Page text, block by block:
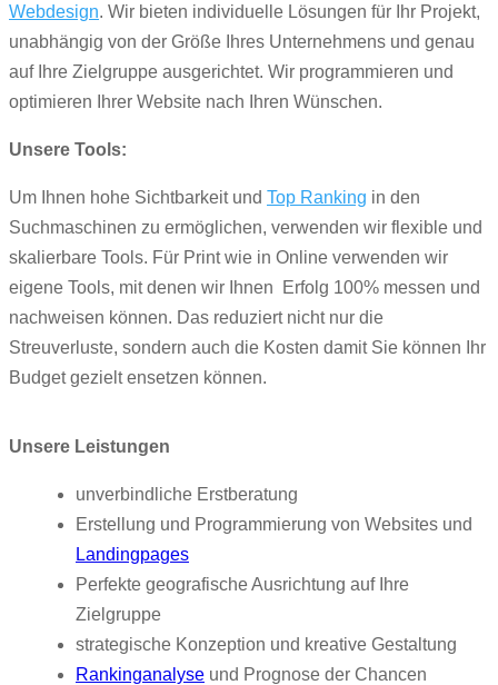
Webdesign. Wir bieten individuelle Lösungen für Ihr Projekt,
unabhängig von der Größe Ihres Unternehmens und genau
auf Ihre Zielgruppe ausgerichtet. Wir programmieren und
optimieren Ihrer Website nach Ihren Wünschen.
Unsere Tools:
Um Ihnen hohe Sichtbarkeit und Top Ranking in den
Suchmaschinen zu ermöglichen, verwenden wir flexible und
skalierbare Tools. Für Print wie in Online verwenden wir
eigene Tools, mit denen wir Ihnen Erfolg 100% messen und
nachweisen können. Das reduziert nicht nur die
Streuverluste, sondern auch die Kosten damit Sie können Ihr
Budget gezielt ensetzen können.
Unsere Leistungen
unverbindliche Erstberatung
Erstellung und Programmierung von Websites und
Landingpages
Perfekte geografische Ausrichtung auf Ihre
Zielgruppe
strategische Konzeption und kreative Gestaltung
Rankinganalyse und Prognose der Chancen